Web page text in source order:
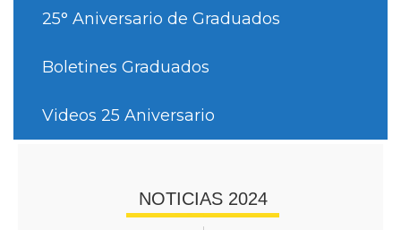
25° Aniversario de Graduados
Boletines Graduados
Videos 25 Aniversario
NOTICIAS 2024